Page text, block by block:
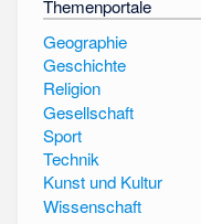
Themenportale
Geographie
Geschichte
Religion
Gesellschaft
Sport
Technik
Kunst und Kultur
Wissenschaft